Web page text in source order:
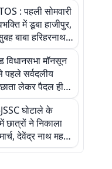
: पहली सोमवारी
में डूबा हाजीपुर,
बाबा हरिहरनाथ
तेजस्वी, 10
में देखें नजारा
विधानसभा मॉनसून
सर्वदलीय
लेकर पैदल ही
की मीटिंग में पहुंचे
तस्वीरेंघोटाले के
छात्रों ने निकाला
देवेंद्र नाथ महतो
जल ग्रहण, देखें